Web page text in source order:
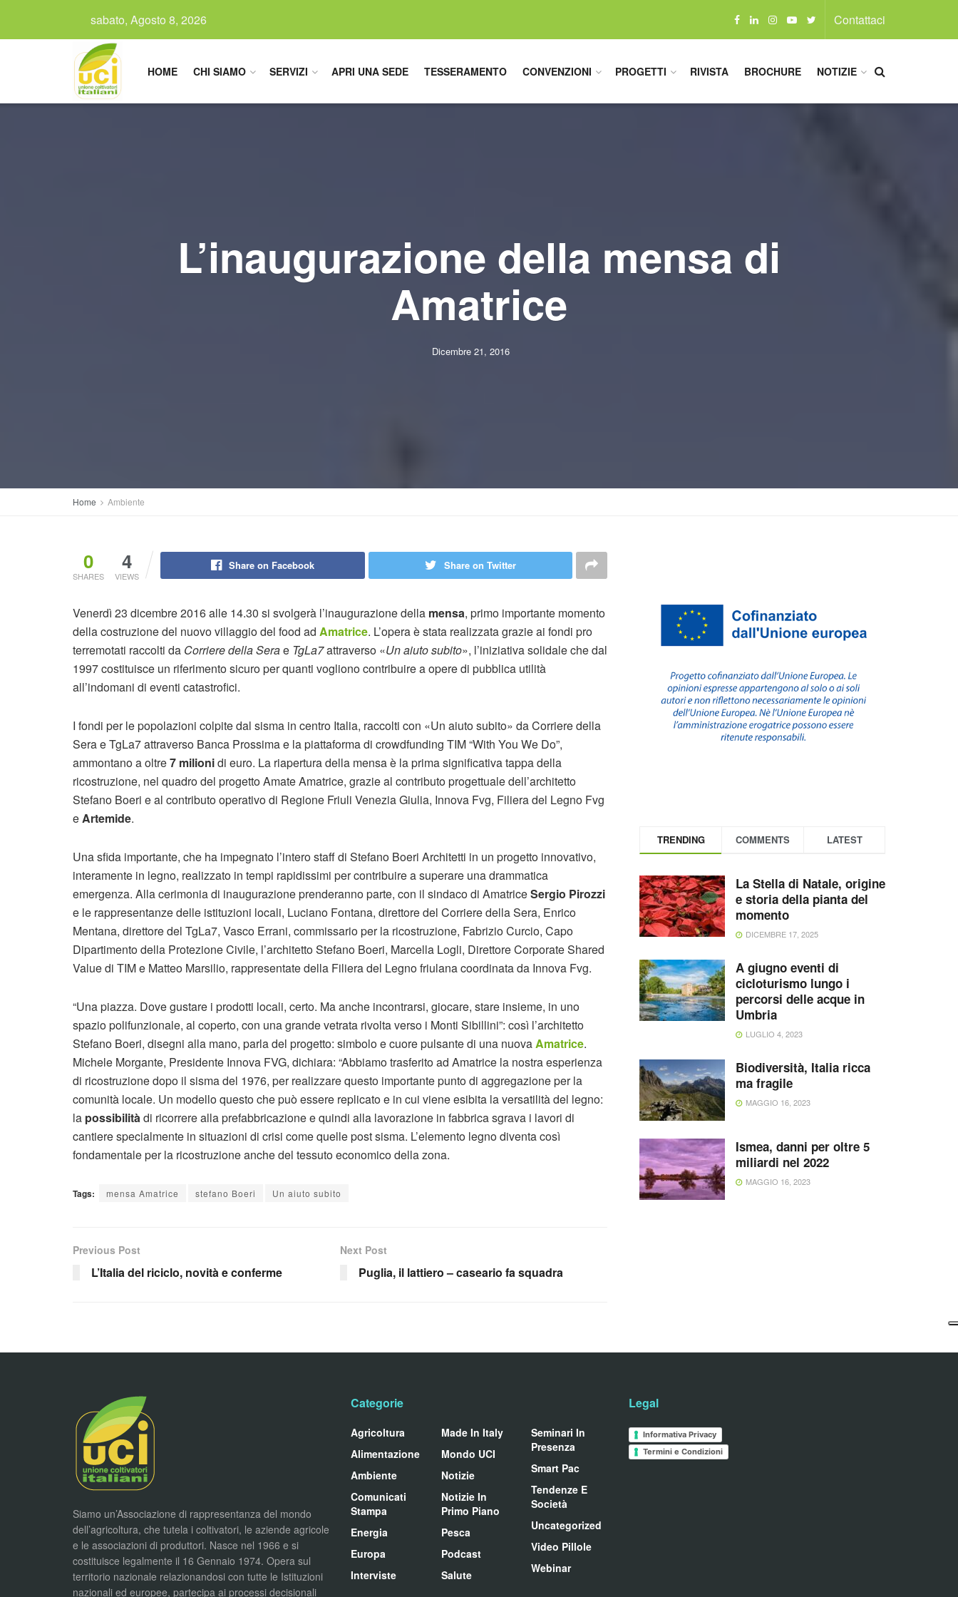
sabato, Agosto 8, 2026 Contattaci
HOME CHI SIAMO SERVIZI APRI UNA SEDE TESSERAMENTO CONVENZIONI PROGETTI RIVISTA BROCHURE NOTIZIE
L’inaugurazione della mensa di
Amatrice
Dicembre 21, 2016
Home Ambiente
0
SHARES
4
VIEWS
Share on Facebook Share on Twitter
Venerdì 23 dicembre 2016 alle 14.30 si svolgerà l’inaugurazione della mensa, primo importante momento
della costruzione del nuovo villaggio del food ad Amatrice. L’opera è stata realizzata grazie ai fondi pro
terremotati raccolti da Corriere della Serae TgLa7attraverso «Un aiuto subito», l’iniziativa solidale che dal
1997 costituisce un riferimento sicuro per quanti vogliono contribuire a opere di pubblica utilità
all’indomani di eventi catastrofici.
I fondi per le popolazioni colpite dal sisma in centro Italia, raccolti con «Un aiuto subito» da Corriere della
Sera e TgLa7 attraverso Banca Prossima e la piattaforma di crowdfunding TIM “With You We Do”,
ammontano a oltre7 milionidi euro. La riapertura della mensa è la prima significativa tappa della
ricostruzione, nel quadro del progetto Amate Amatrice, grazie al contributo progettuale dell’architetto
Stefano Boeri e al contributo operativo di Regione Friuli Venezia Giulia, Innova Fvg, Filiera del Legno Fvg
eArtemide.
Una sfida importante, che ha impegnato l’intero staff di Stefano Boeri Architetti in un progetto innovativo,
interamente in legno, realizzato in tempi rapidissimi per contribuire a superare una drammatica
emergenza. Alla cerimonia di inaugurazione prenderanno parte, con il sindaco di AmatriceSergio Pirozzi
e le rappresentanze delle istituzioni locali, Luciano Fontana, direttore del Corriere della Sera, Enrico
Mentana, direttore del TgLa7, Vasco Errani, commissario per la ricostruzione, Fabrizio Curcio, Capo
Dipartimento della Protezione Civile, l’architetto Stefano Boeri, Marcella Logli, Direttore Corporate Shared
Value di TIM e Matteo Marsilio, rappresentate della Filiera del Legno friulana coordinata da Innova Fvg.
“Una piazza. Dove gustare i prodotti locali, certo. Ma anche incontrarsi, giocare, stare insieme, in uno
spazio polifunzionale, al coperto, con una grande vetrata rivolta verso i Monti Sibillini”: così l’architetto
Stefano Boeri, disegni alla mano, parla del progetto: simbolo e cuore pulsante di una nuovaAmatrice.
Michele Morgante, Presidente Innova FVG, dichiara: “Abbiamo trasferito ad Amatrice la nostra esperienza
di ricostruzione dopo il sisma del 1976, per realizzare questo importante punto di aggregazione per la
comunità locale. Un modello questo che può essere replicato e in cui viene esibita la versatilità del legno:
la possibilitàdi ricorrere alla prefabbricazione e quindi alla lavorazione in fabbrica sgrava i lavori di
cantiere specialmente in situazioni di crisi come quelle post sisma. L’elemento legno diventa così
fondamentale per la ricostruzione anche del tessuto economico della zona.
Tags: mensa Amatrice stefano Boeri Un aiuto subito
Previous Post
L’Italia del riciclo, novità e conferme
Next Post
Puglia, il lattiero – caseario fa squadra
TRENDING COMMENTS LATEST
La Stella di Natale, origine
e storia della pianta del
momento
DICEMBRE 17, 2025
A giugno eventi di
cicloturismo lungo i
percorsi delle acque in
Umbria
LUGLIO 4, 2023
Biodiversità, Italia ricca
ma fragile
MAGGIO 16, 2023
Ismea, danni per oltre 5
miliardi nel 2022
MAGGIO 16, 2023
Siamo un’Associazione di rappresentanza del mondo
dell’agricoltura, che tutela i coltivatori, le aziende agricole
e le associazioni di produttori. Nasce nel 1966 e si
costituisce legalmente il 16 Gennaio 1974. Opera sul
territorio nazionale relazionandosi con tutte le Istituzioni
nazionali ed europee, partecipa ai processi decisionali
Categorie
Agricoltura
Alimentazione
Ambiente
Comunicati
Stampa
Energia
Europa
Interviste
Made In Italy
Mondo UCI
Notizie
Notizie In
Primo Piano
Pesca
Podcast
Salute
Seminari In
Presenza
Smart Pac
Tendenze E
Società
Uncategorized
Video Pillole
Webinar
Legal
Informativa Privacy
Termini e Condizioni